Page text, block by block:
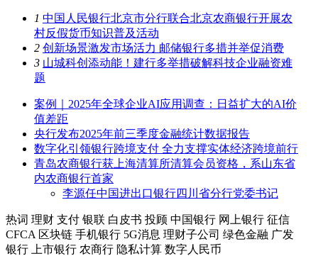
1 中国人民银行北京市分行联合北京农商银行开展农
村反假货币知识普及活动
2 创新场景激发市场活力 邮储银行多措并举促消费
3 山城科创添动能！建行多举措破解科技企业融资难
题
案例｜2025年全球企业AI应用调查：日益扩大的AI价
值差距
央行发布2025年前三季度金融统计数据报告
数字化引领银行跨境支付 全力支撑实体经济跨境前行
青岛农商银行获上海清算所清算会员资格，系山东省
内农商银行首家
李源任中国进出口银行四川省分行党委书记
热词 理财 支付 银联 白皮书 投顾 中国银行 网上银行 征信
CFCA 区块链 手机银行 5G消息 理财子公司 绿色金融 广发
银行
上市银行 农商行 隐私计算 数字人民币